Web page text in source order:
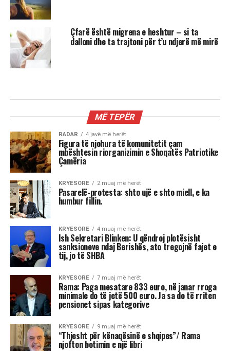
Çfarë është migrena e heshtur – si ta
dalloni dhe ta trajtoni për t’u ndjerë më mirë
3 shenjat më xheloze të horoskopit
Astrologjia tregon se disa shenja të zodiakut
janë më të prirura të përjetojnë xhelozi, për
shkak të pasigurisë, krenarisë ose nevojës së
fortë për njohje.
Kjo dinamikë shpesh sjell tensione dhe konflikte,
si në jetën personale, ashtu edhe në atë
profesionale.
Më poshtë janë tre shenjat e zodiakut që